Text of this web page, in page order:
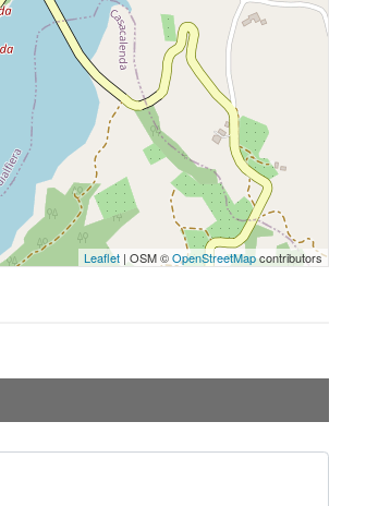
Leaflet | OSM ©OpenStreetMapcontributors